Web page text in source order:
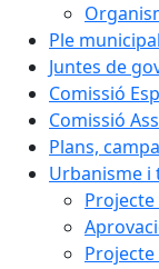
Ple municipal
Juntes de
Comissió
Comissió
Plans,
Urbanisme
Projecte
Projecte